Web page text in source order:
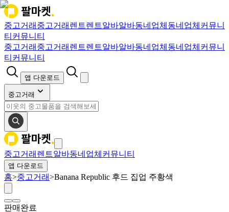
중고거래 중고거래 렌트렌트알바알바동네업체 동네업체 커뮤니
티 커뮤니티
중고거래 중고거래 렌트렌트알바알바동네업체 동네업체 커뮤니
티 커뮤니티
앱 다운로드
중고거래
중고거래 렌트알바동네업체 커뮤니티
앱 다운로드
홈>중고거래>Banana Republic 후드 집업 주황색
판매완료